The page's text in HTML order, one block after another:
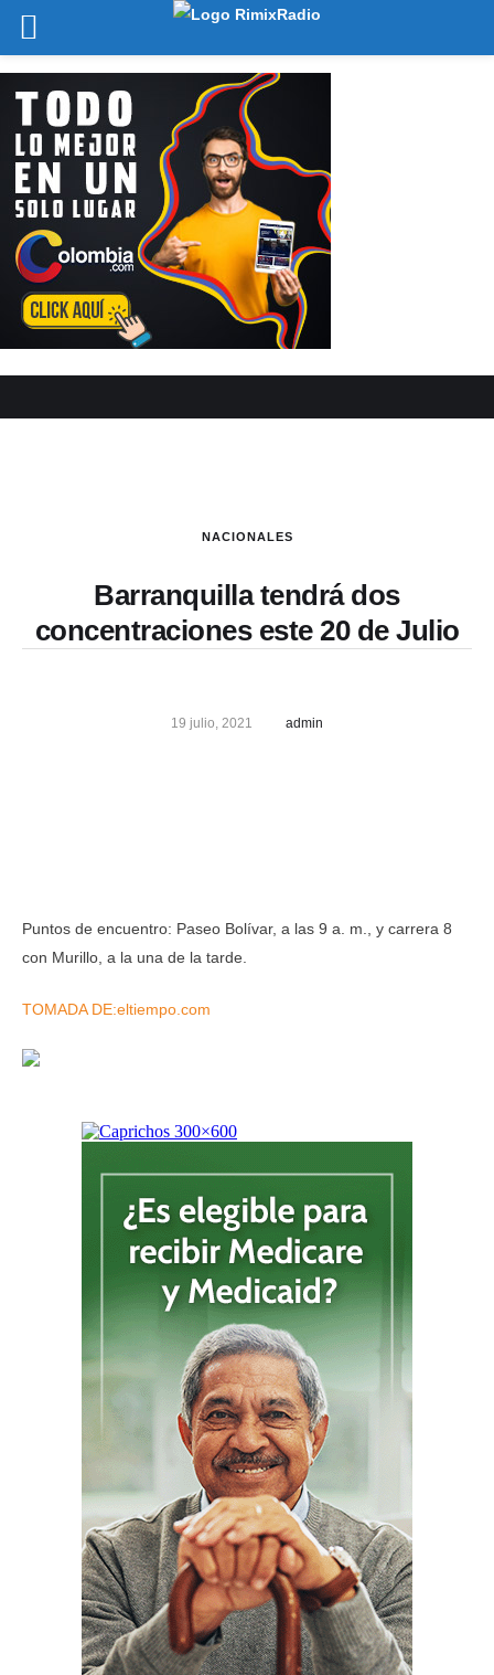
NACIONALES
Barranquilla tendrá dos
concentraciones este 20 de Julio
19 julio, 2021 admin
Puntos de encuentro: Paseo Bolívar, a las 9 a. m., y carrera 8
con Murillo, a la una de la tarde.
TOMADA DE:eltiempo.com